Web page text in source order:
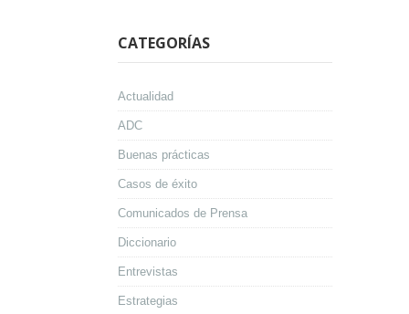
CATEGORÍAS
Actualidad
ADC
Buenas prácticas
Casos de éxito
Comunicados de Prensa
Diccionario
Entrevistas
Estrategias